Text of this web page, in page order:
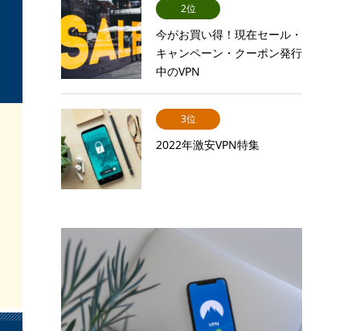
2位
今がお買い得！現在セール・
キャンペーン・クーポン発行
中のVPN
ExpressVPN/Nord…
3位
2022年激安VPN特集